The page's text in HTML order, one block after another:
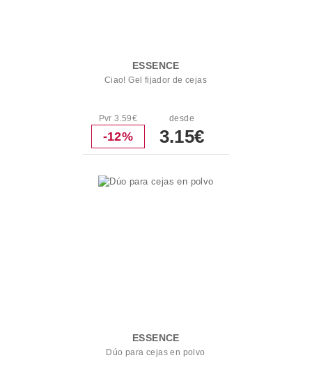
ESSENCE
Ciao! Gel fijador de cejas
Pvr 3.59€
-12%
desde
3.15€
ESSENCE
Dúo para cejas en polvo